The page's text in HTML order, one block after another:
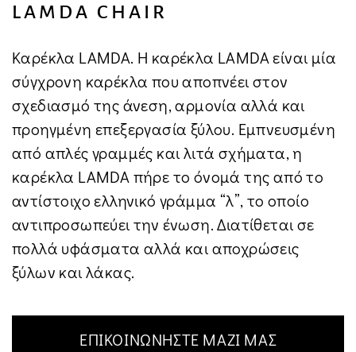
LAMDA CHAIR
Καρέκλα LAMDA. Η καρέκλα LAMDA είναι μία
σύγχρονη καρέκλα που αποπνέει στον
σχεδιασμό της άνεση, αρμονία αλλά και
προηγμένη επεξεργασία ξύλου. Εμπνευσμένη
από απλές γραμμές και λιτά σχήματα, η
καρέκλα LAMDA πήρε το όνομά της από το
αντίστοιχο ελληνικό γράμμα “λ”, το οποίο
αντιπροσωπεύει την ένωση. Διατίθεται σε
πολλά υφάσματα αλλά και αποχρώσεις
ξύλων και λάκας.
ΕΠΙΚΟΙΝΩΝΗΣΤΕ ΜΑΖΙ ΜΑΣ